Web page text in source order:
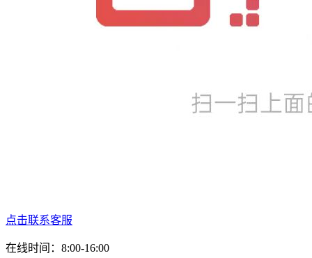
点击联系客服
在线时间：8:00-16:00